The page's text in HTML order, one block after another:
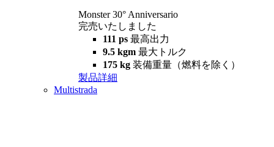
Monster 30° Anniversario
完売いたしました
111 ps 最高出力
9.5 kgm 最大トルク
175 kg 装備重量（燃料を除く）
製品詳細
Multistrada